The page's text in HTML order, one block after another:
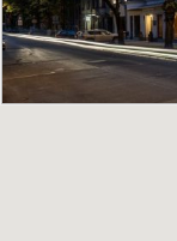
КОНТАКТЫ